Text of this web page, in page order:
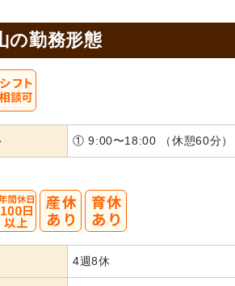
の勤務形態
① 9:00〜18:00 （休憩60分）
4週8休